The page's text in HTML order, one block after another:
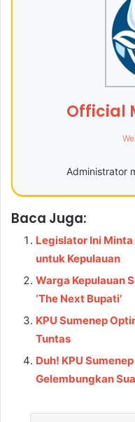
Official
Administrator
Baca Juga:
Legislator Ini
untuk Kepulauan
Warga Kepulauan
‘The Next Bupati’
KPU Sumenep
Tuntas
Duh! KPU
Gelembungkan